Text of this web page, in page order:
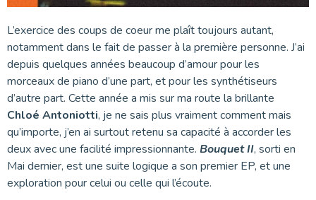
L’exercice des coups de coeur me plaît toujours autant,
notamment dans le fait de passer à la première personne. J’ai
depuis quelques années beaucoup d’amour pour les
morceaux de piano d’une part, et pour les synthétiseurs
d’autre part. Cette année a mis sur ma route la brillante
Chloé Antoniotti, je ne sais plus vraiment comment mais
qu’importe, j’en ai surtout retenu sa capacité à accorder les
deux avec une facilité impressionnante. Bouquet II, sorti en
Mai dernier, est une suite logique a son premier EP, et une
exploration pour celui ou celle qui l’écoute.